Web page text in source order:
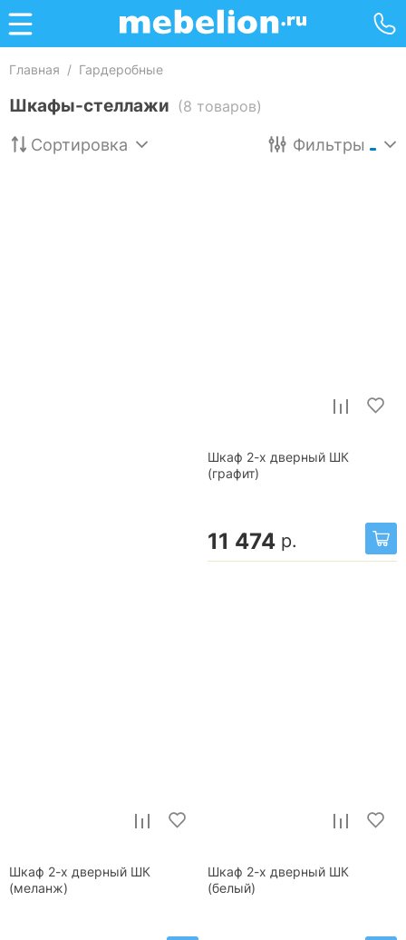
Главная / Гардеробные
Шкафы-стеллажи (8 товаров)
Сортировка Фильтры
Шкаф 2-х дверный ШК
(графит)
11 474 р.
Шкаф 2-х дверный ШК
(меланж)
Шкаф 2-х дверный ШК
(белый)